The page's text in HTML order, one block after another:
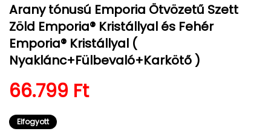
Arany tónusú Emporia Ötvözetű Szett
Zöld Emporia® Kristállyal és Fehér
Emporia® Kristállyal (
Nyaklánc+Fülbevaló+Karkötő )
Normál ár
66.799 Ft
Elfogyott